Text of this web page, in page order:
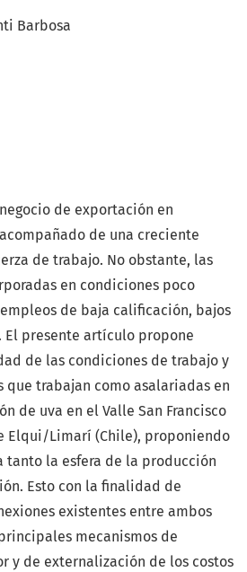
Barbosa
de exportación en
de una creciente
de trabajo. No obstante, las
en condiciones poco
de baja calificación, bajos
El presente artículo propone
de las condiciones de trabajo y
que trabajan como asalariadas en
de uva en el Valle San Francisco
Elqui/Limarí (Chile), proponiendo
tanto la esfera de la producción
Esto con la finalidad de
existentes entre ambos
mecanismos de
y de externalización de los costos